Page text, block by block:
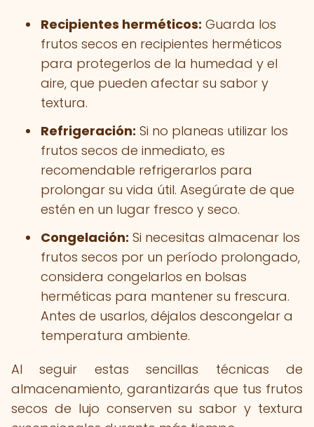
Recipientes herméticos: Guarda los
frutos secos en recipientes herméticos
para protegerlos de la humedad y el
aire, que pueden afectar su sabor y
textura.
Refrigeración: Si no planeas utilizar los
frutos secos de inmediato, es
recomendable refrigerarlos para
prolongar su vida útil. Asegúrate de que
estén en un lugar fresco y seco.
Congelación: Si necesitas almacenar los
frutos secos por un período prolongado,
considera congelarlos en bolsas
herméticas para mantener su frescura.
Antes de usarlos, déjalos descongelar a
temperatura ambiente.
Al seguir estas sencillas técnicas de
almacenamiento, garantizarás que tus frutos
secos de lujo conserven su sabor y textura